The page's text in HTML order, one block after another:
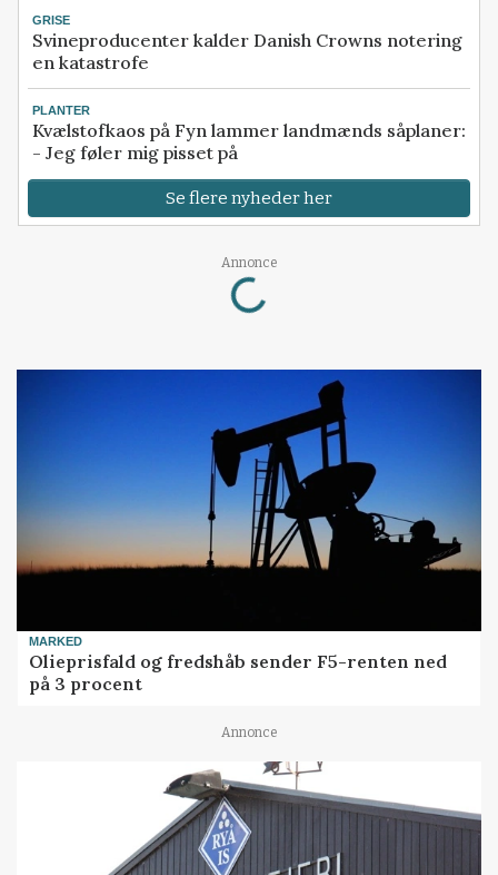
GRISE
Svineproducenter kalder Danish Crowns notering
en katastrofe
PLANTER
Kvælstofkaos på Fyn lammer landmænds såplaner:
- Jeg føler mig pisset på
Se flere nyheder her
Annonce
Loading...
MARKED
Olieprisfald og fredshåb sender F5-renten ned
på 3 procent
Annonce